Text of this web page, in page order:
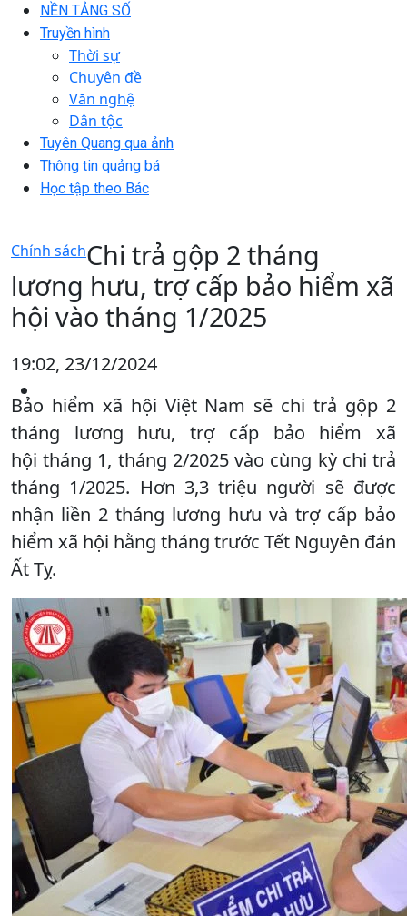
NỀN TẢNG SỐ
Truyền hình
Thời sự
Chuyên đề
Văn nghệ
Dân tộc
Tuyên Quang qua ảnh
Thông tin quảng bá
Học tập theo Bác
Chính sáchChi trả gộp 2 tháng
lương hưu, trợ cấp bảo hiểm xã
hội vào tháng 1/2025
19:02, 23/12/2024
Bảo hiểm xã hội Việt Nam sẽ chi trả gộp 2
tháng lương hưu, trợ cấp bảo hiểm xã
hội tháng 1, tháng 2/2025 vào cùng kỳ chi trả
tháng 1/2025. Hơn 3,3 triệu người sẽ được
nhận liền 2 tháng lương hưu và trợ cấp bảo
hiểm xã hội hằng tháng trước Tết Nguyên đán
Ất Tỵ.